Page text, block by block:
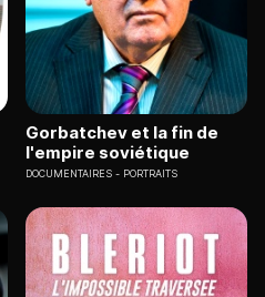
Gorbatchev et la fin de
l'empire soviétique
DOCUMENTAIRES PORTRAITS